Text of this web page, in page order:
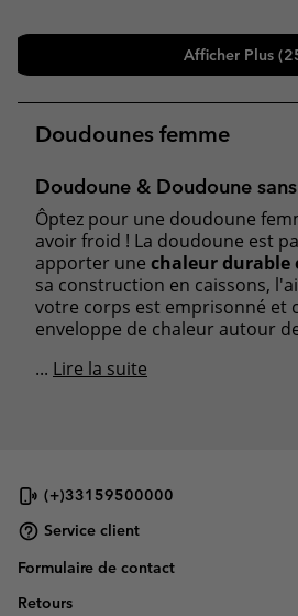
Afficher Plus
Doudounes femme
Doudoune & Doudoune
Ôptez pour une doudoune
avoir froid ! La doudoune est
apporter une chaleur durable
sa construction en caissons,
votre corps est emprisonné et
enveloppe de chaleur autour
... Lire la suite
(+)33159500000
Service client
Formulaire de contact
Retours